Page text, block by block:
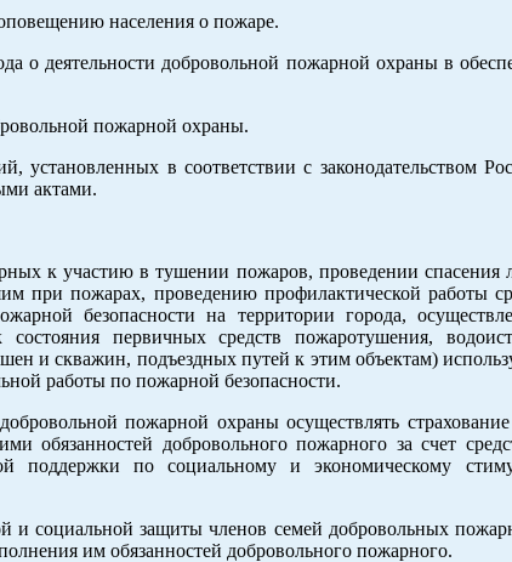
населения о пожаре.
о деятельности добровольной пожарной охраны в
пожарной охраны.
установленных в соответствии с законодательством
актами.
к участию в тушении пожаров, проведении
при пожарах, проведению профилактической работы
безопасности на территории города,
первичных средств пожаротушения,
и скважин, подъездных путей к этим объектам)
работы по пожарной безопасности.
пожарной охраны осуществлять
обязанностей добровольного пожарного за счет
поддержки по социальному и экономическому
и социальной защиты членов семей добровольных
им обязанностей добровольного пожарного.